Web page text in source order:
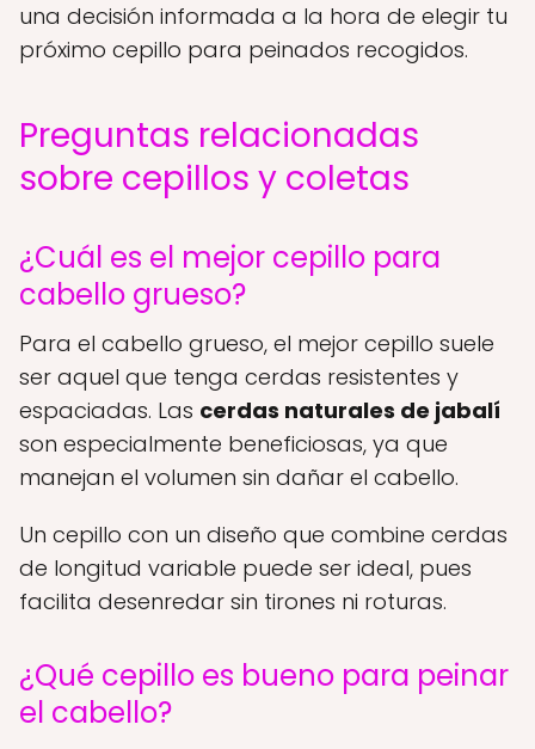
una decisión informada a la hora de elegir tu
próximo cepillo para peinados recogidos.
Preguntas relacionadas
sobre cepillos y coletas
¿Cuál es el mejor cepillo para
cabello grueso?
Para el cabello grueso, el mejor cepillo suele
ser aquel que tenga cerdas resistentes y
espaciadas. Las cerdas naturales de jabalí
son especialmente beneficiosas, ya que
manejan el volumen sin dañar el cabello.
Un cepillo con un diseño que combine cerdas
de longitud variable puede ser ideal, pues
facilita desenredar sin tirones ni roturas.
¿Qué cepillo es bueno para peinar
el cabello?